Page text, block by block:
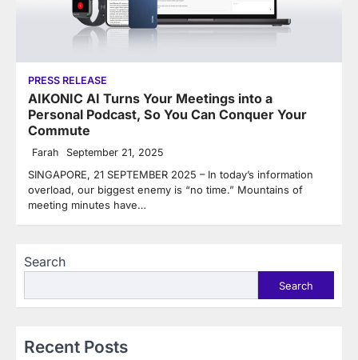
PRESS RELEASE
AIKONIC AI Turns Your Meetings into a
Personal Podcast, So You Can Conquer Your
Commute
Farah September 21, 2025
SINGAPORE, 21 SEPTEMBER 2025 – In today’s information
overload, our biggest enemy is “no time.” Mountains of
meeting minutes have…
Search
Search
Recent Posts